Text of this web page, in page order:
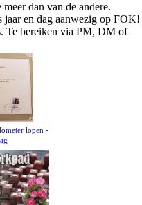
dan van de andere.
jaar en dag aanwezig op FOK!
Te bereiken via PM, DM of
lopen -